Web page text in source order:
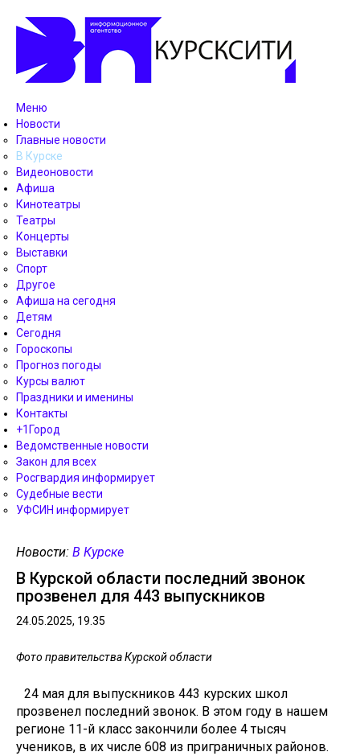
Меню
Новости
Главные новости
В Курске
Видеоновости
Афиша
Кинотеатры
Театры
Концерты
Выставки
Спорт
Другое
Афиша на сегодня
Детям
Сегодня
Гороскопы
Прогноз погоды
Курсы валют
Праздники и именины
Контакты
+1Город
Ведомственные новости
Закон для всех
Росгвардия информирует
Судебные вести
УФСИН информирует
Новости: В Курске
В Курской области последний звонок
прозвенел для 443 выпускников
24.05.2025, 19.35
Фото правительства Курской области
24 мая для выпускников 443 курских школ
прозвенел последний звонок. В этом году в нашем
регионе 11-й класс закончили более 4 тысяч
учеников, в их числе 608 из приграничных районов.